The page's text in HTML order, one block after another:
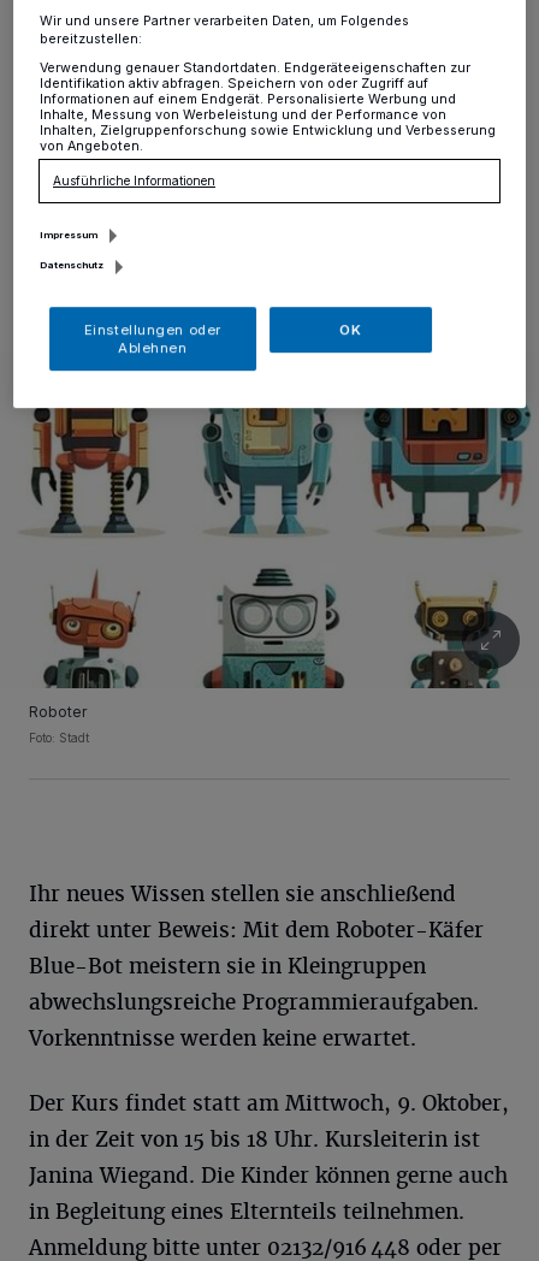
Büderich·Schreiben, lesen, coden: In einem
Workshop der Stadtbibliothek Meerbusch am Dr.-
Franz-Schütz-Platz in Büderich gestalten Kinder im
Alter von sechs bis acht Jahren interaktive Geschichten
am iPad und lernen dabei spielerisch wichtige
Grundlagen der Programmierung.
04.10.2024 , 09:06 Uhr
Roboter
Foto: Stadt
Ihr neues Wissen stellen sie anschließend
direkt unter Beweis: Mit dem Roboter-Käfer
Blue-Bot meistern sie in Kleingruppen
abwechslungsreiche Programmieraufgaben.
Vorkenntnisse werden keine erwartet.
Der Kurs findet statt am Mittwoch, 9. Oktober,
in der Zeit von 15 bis 18 Uhr. Kursleiterin ist
Janina Wiegand. Die Kinder können gerne auch
in Begleitung eines Elternteils teilnehmen.
Anmeldung bitte unter 02132/916 448 oder per
Wir und unsere Partner verarbeiten Daten, um Folgendes
bereitzustellen:
Verwendung genauer Standortdaten. Endgeräteeigenschaften zur
Identifikation aktiv abfragen. Speichern von oder Zugriff auf
Informationen auf einem Endgerät. Personalisierte Werbung und
Inhalte, Messung von Werbeleistung und der Performance von
Inhalten, Zielgruppenforschung sowie Entwicklung und Verbesserung
von Angeboten.
Ausführliche Informationen
Impressum
Datenschutz
Einstellungen oder
Ablehnen
OK